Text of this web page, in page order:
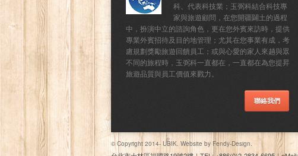
科、代表科技業；玉弼科結合科技專
家與旅遊顧問，在您開疆闢土的過程
中，扮演中立的諮詢角色，更在您外賓來訪時，提供
專業外賓招待及目的地管理；尤其在您事業有成，考
慮規劃獎勵旅遊回饋員工；或與心愛的家人來趟與眾
不同的旅程時，玉弼科一直都在，一直都在為您提昇
旅遊品質與員工價值來戮力。
聯絡我們
© Copyright 2014- UBIK. Website by Fendy-Design.